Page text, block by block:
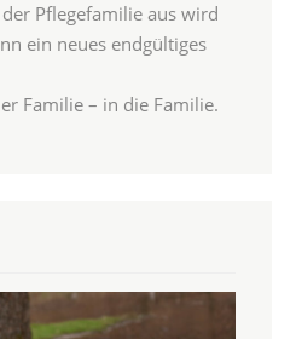
Pflegefamilie aus wird
ein neues endgültiges
Familie – in die Familie.